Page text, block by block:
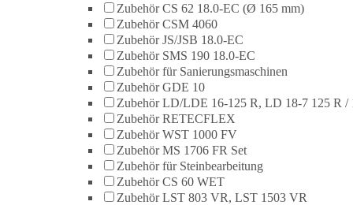
Zubehör CS 62 18.0-EC (Ø 165 mm)
Zubehör CSM 4060
Zubehör JS/JSB 18.0-EC
Zubehör SMS 190 18.0-EC
Zubehör für Sanierungsmaschinen
Zubehör GDE 10
Zubehör LD/LDE 16-125 R, LD 18-7 125 R /
Zubehör RETECFLEX
Zubehör WST 1000 FV
Zubehör MS 1706 FR Set
Zubehör für Steinbearbeitung
Zubehör CS 60 WET
Zubehör LST 803 VR, LST 1503 VR